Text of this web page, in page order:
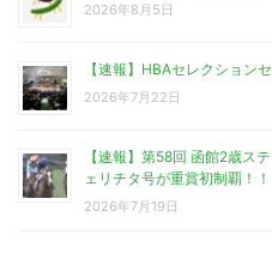
2026年8月5日
【速報】HBAセレクション
2026年7月22日
【速報】第58回 函館2歳
ェリチタ号が重賞初制覇！！
2026年7月19日